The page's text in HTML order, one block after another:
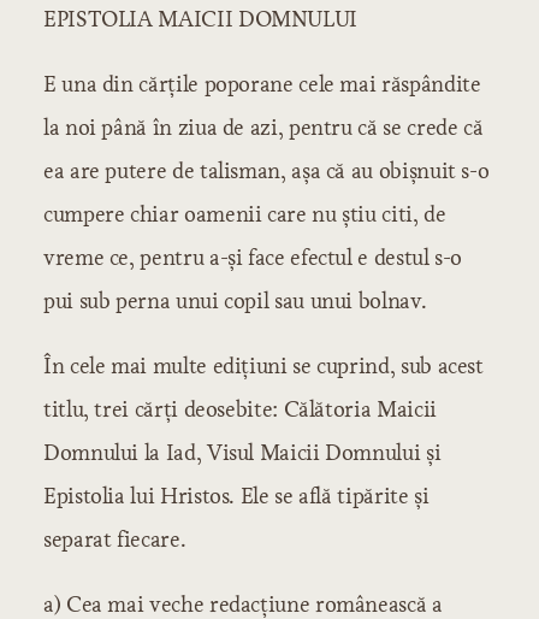
EPISTOLIA MAICII DOMNULUI
E una din cărţile poporane cele mai răspândite
la noi până în ziua de azi, pentru că se crede că
ea are putere de talisman, aşa că au obişnuit s-o
cumpere chiar oamenii care nu ştiu citi, de
vreme ce, pentru a-şi face efectul e destul s-o
pui sub perna unui copil sau unui bolnav.
În cele mai multe ediţiuni se cuprind, sub acest
titlu, trei cărţi deosebite: Călătoria Maicii
Domnului la Iad, Visul Maicii Domnului şi
Epistolia lui Hristos. Ele se află tipărite şi
separat fiecare.
a) Cea mai veche redacţiune românească a